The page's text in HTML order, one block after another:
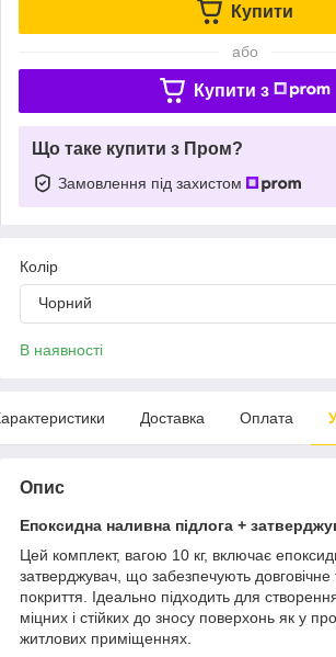
Купити
або
Купити з
Що таке купити з Пром?
Замовлення під захистом
Колір
Чорний
В наявності
Доставка Оплата
Опис
Епоксидна наливна підлога +
Цей комплект, вагою 10 кг, включає
затверджувач, що забезпечують довговічне
покриття. Ідеально підходить для
міцних і стійких до зносу поверхонь як у
житлових приміщеннях.